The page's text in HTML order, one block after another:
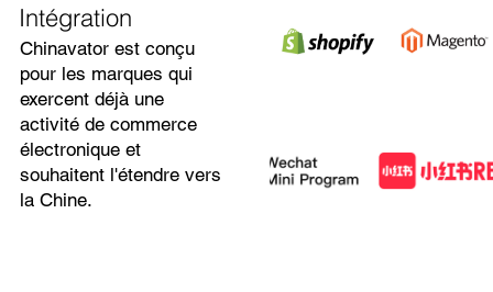
Intégration
Chinavator est conçu
pour les marques qui
exercent déjà une
activité de commerce
électronique et
souhaitent l'étendre vers
la Chine.